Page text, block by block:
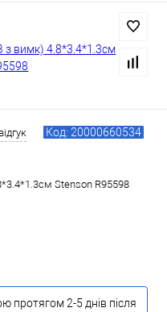
Код: 20000660534
Stenson R95598
протягом 2-5 днів після